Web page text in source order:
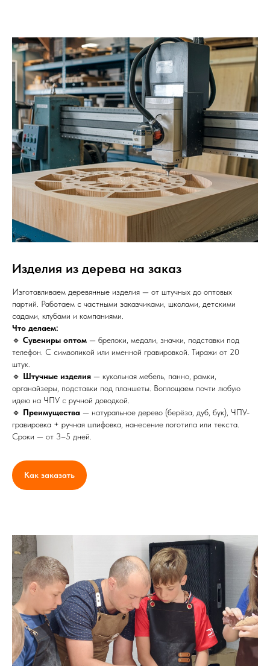
Изделия из дерева на заказ
Изготавливаем деревянные изделия — от штучных до оптовых
партий. Работаем с частными заказчиками, школами, детскими
садами, клубами и компаниями.
Что делаем:
🔹 Сувениры оптом — брелоки, медали, значки, подставки под
телефон. С символикой или именной гравировкой. Тиражи от 20
штук.
🔹 Штучные изделия — кукольная мебель, панно, рамки,
органайзеры, подставки под планшеты. Воплощаем почти любую
идею на ЧПУ с ручной доводкой.
🔹 Преимущества — натуральное дерево (берёза, дуб, бук), ЧПУ-
гравировка + ручная шлифовка, нанесение логотипа или текста.
Сроки — от 3–5 дней.
Как заказать